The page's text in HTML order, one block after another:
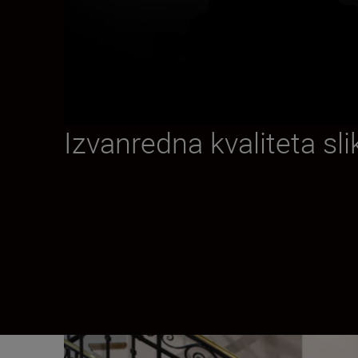
Izvanredna kvaliteta